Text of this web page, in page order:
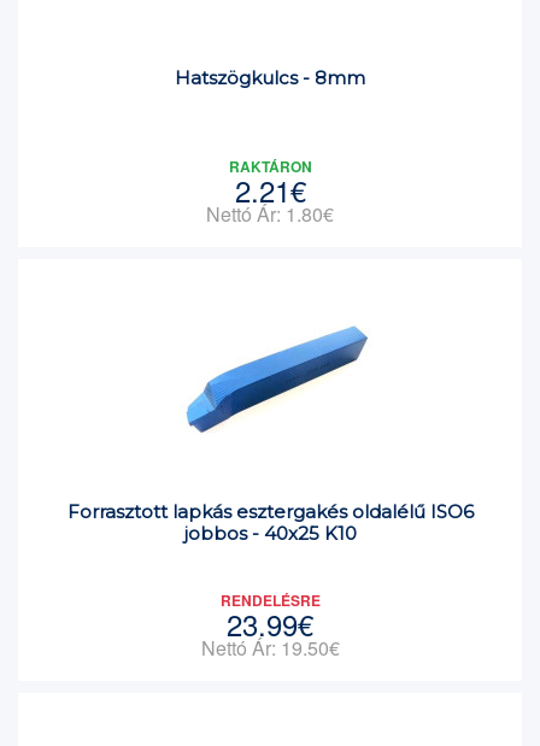
Hatszögkulcs - 8mm
RAKTÁRON
2.21€
Nettó Ár: 1.80€
Forrasztott lapkás esztergakés oldalélű ISO6
jobbos - 40x25 K10
RENDELÉSRE
23.99€
Nettó Ár: 19.50€